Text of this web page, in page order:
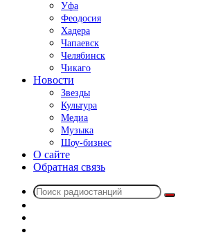
Уфа
Феодосия
Хадера
Чапаевск
Челябинск
Чикаго
Новости
Звезды
Культура
Медиа
Музыка
Шоу-бизнес
О сайте
Обратная связь
Поиск